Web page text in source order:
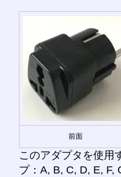
前面
このアダプタを使用
プ：A, B, C, D, E, F,